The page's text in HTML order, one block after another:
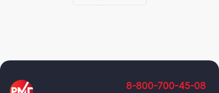
8-800-700-45-08